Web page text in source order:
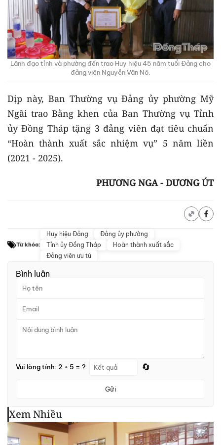
Lãnh đạo tỉnh và phường đến trao Huy hiệu 45 năm tuổi Đảng cho
đảng viên Nguyễn Văn Nô.
Dịp này, Ban Thường vụ Đảng ủy phường Mỹ
Ngãi trao Bằng khen của Ban Thường vụ Tỉnh
ủy Đồng Tháp tặng 3 đảng viên đạt tiêu chuẩn
“Hoàn thành xuất sắc nhiệm vụ” 5 năm liền
(2021 - 2025).
PHƯƠNG NGA - DƯƠNG ÚT
Từ khóa:
Huy hiệu Đảng
Đảng ủy phường
Tỉnh ủy Đồng Tháp
Hoàn thành xuất sắc
Đảng viên ưu tú
Bình luận
Vui lòng tính: 2 + 5 = ? 🔄
Gửi
Xem Nhiều